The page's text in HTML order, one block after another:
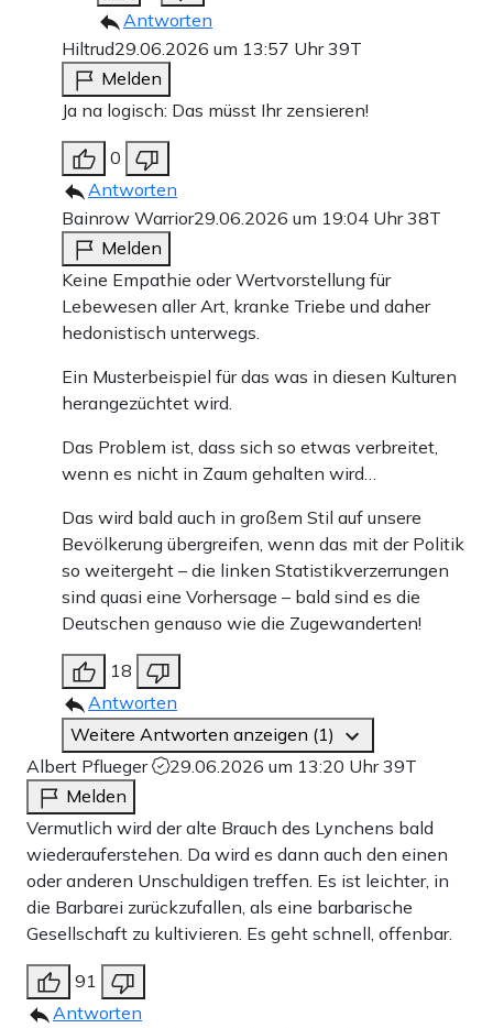
Antworten
Hiltrud29.06.2026 um 13:57 Uhr39T
Melden
Ja na logisch: Das müsst Ihr zensieren!
0
Antworten
Bainrow Warrior29.06.2026 um 19:04 Uhr38T
Melden
Keine Empathie oder Wertvorstellung für
Lebewesen aller Art, kranke Triebe und daher
hedonistisch unterwegs.
Ein Musterbeispiel für das was in diesen Kulturen
herangezüchtet wird.
Das Problem ist, dass sich so etwas verbreitet,
wenn es nicht in Zaum gehalten wird…
Das wird bald auch in großem Stil auf unsere
Bevölkerung übergreifen, wenn das mit der Politik
so weitergeht – die linken Statistikverzerrungen
sind quasi eine Vorhersage – bald sind es die
Deutschen genauso wie die Zugewanderten!
18
Antworten
Weitere Antworten anzeigen (1)
Albert Pflueger
29.06.2026 um 13:20 Uhr39T
Melden
Vermutlich wird der alte Brauch des Lynchens bald
wiederauferstehen. Da wird es dann auch den einen
oder anderen Unschuldigen treffen. Es ist leichter, in
die Barbarei zurückzufallen, als eine barbarische
Gesellschaft zu kultivieren. Es geht schnell, offenbar.
91
Antworten